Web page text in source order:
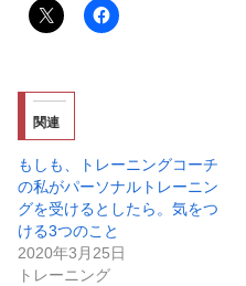
関連
もしも、トレーニングコーチ
の私がパーソナルトレーニン
グを受けるとしたら。気をつ
ける3つのこと
2020年3月25日
トレーニング